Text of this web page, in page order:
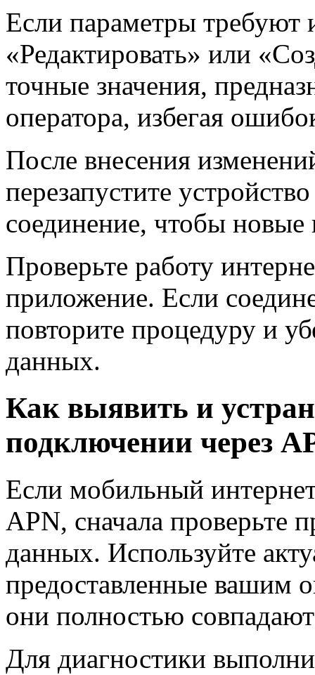
Если параметры требуют
«Редактировать» или
точные значения,
оператора, избегая
После внесения
перезапустите
соединение, чтобы новые
Проверьте работу
приложение. Если
повторите процедуру и
данных.
Как выявить и
подключении через
Если мобильный
APN, сначала проверьте
данных. Используйте
предоставленные вашим
они полностью
Для диагностики